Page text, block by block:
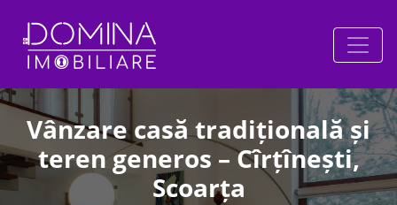
Vânzare casă tradițională și
teren generos – Cîrțînești,
Scoarța